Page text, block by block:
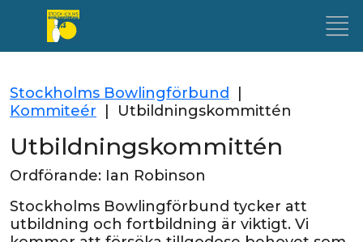
Stockholms Bowlingförbund
Kommiteér
Utbildningskommittén
Utbildningskommittén
Ordförande: Ian Robinson
Stockholms Bowlingförbund tycker att
utbildning och fortbildning är viktigt. Vi